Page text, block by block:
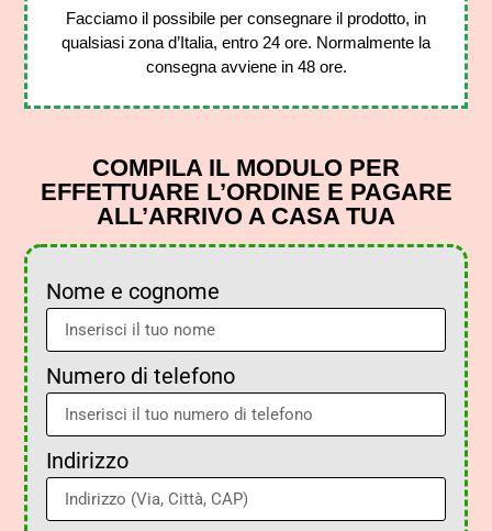
Facciamo il possibile per consegnare il prodotto, in
qualsiasi zona d’Italia, entro 24 ore. Normalmente la
consegna avviene in 48 ore.
COMPILA IL MODULO PER
EFFETTUARE L’ORDINE E PAGARE
ALL’ARRIVO A CASA TUA
Nome e cognome
Numero di telefono
Indirizzo